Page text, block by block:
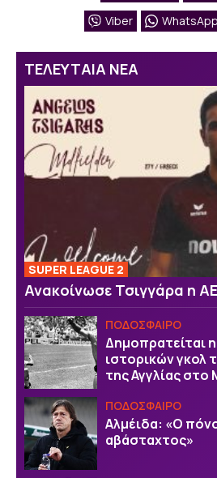
Viber WhatsApp
ΤΕΛΕΥΤΑΙΑ ΝΕΑ
SUPER LEAGUE 2
Ανακοίνωσε Τσιγγάρα η
ΠΟΔΟΣΦΑΙΡΟ
Δημοπρατείται
ιστορικών γκολ
της Αγγλίας στο
ΠΟΔΟΣΦΑΙΡΟ
Αλμέιδα: «Ο
αβάσταχτος»